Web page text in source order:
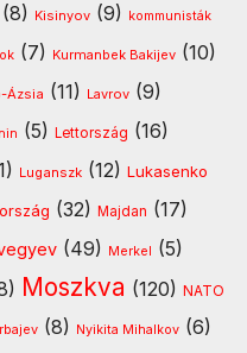
(8) Kisinyov (9) kommunisták
(7) Kurmanbek Bakijev (10)
Ázsia (11) Lavrov (9)
(5) Lettország (16)
Luganszk (12) Lukasenko
(32) Majdan (17)
(49) Merkel (5)
Moszkva (120) NATO
(8) Nyikita Mihalkov (6)